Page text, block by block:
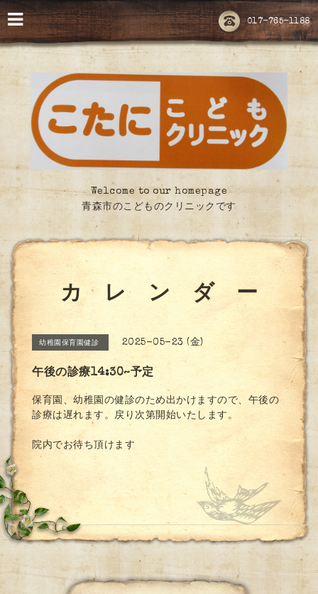
017-765-1188
Welcome to our homepage
青森市のこどものクリニックです
カ レ ン ダ ー
幼稚園保育園健診 2025-05-23 (金)
午後の診療14:30~予定
保育園、幼稚園の健診のため出かけますので、午後の
診療は遅れます。戻り次第開始いたします。
院内でお待ち頂けます